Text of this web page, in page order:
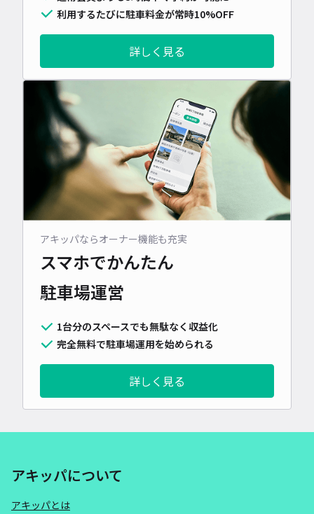
利用するたびに駐車料金が常時10%OFF
詳しく見る
アキッパならオーナー機能も充実
スマホでかんたん
駐車場運営
1台分のスペースでも無駄なく収益化
完全無料で駐車場運用を始められる
詳しく見る
アキッパについて
アキッパとは